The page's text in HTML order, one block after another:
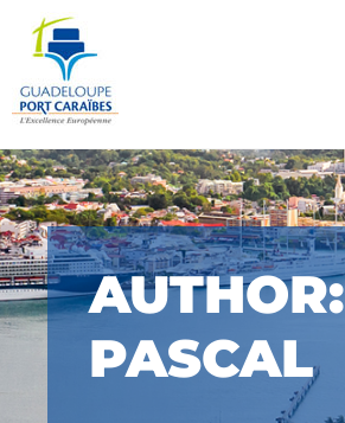
AUTHOR:
PASCAL